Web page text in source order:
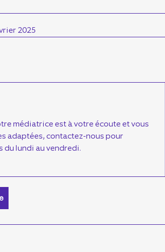
2025
médiatrice est à votre écoute et vous
adaptées, contactez-nous pour
du lundi au vendredi.